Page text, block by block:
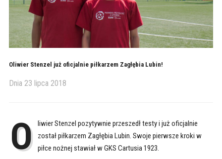
Oliwier Stenzel już oficjalnie piłkarzem Zagłębia Lubin!
Dnia 23 lipca 2018
O liwier Stenzel pozytywnie przeszedł testy i już oficjalnie
został piłkarzem Zagłębia Lubin. Swoje pierwsze kroki w
piłce nożnej stawiał w GKS Cartusia 1923.